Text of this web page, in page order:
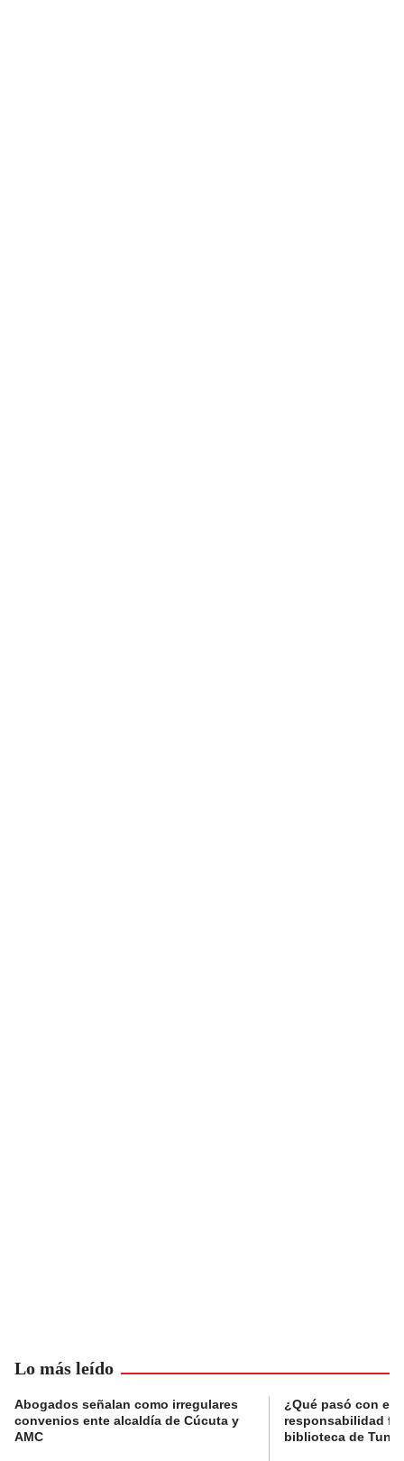
Lo más leído
Abogados señalan como irregulares
convenios ente alcaldía de Cúcuta y
AMC
¿Qué pasó con el
responsabilidad
biblioteca de